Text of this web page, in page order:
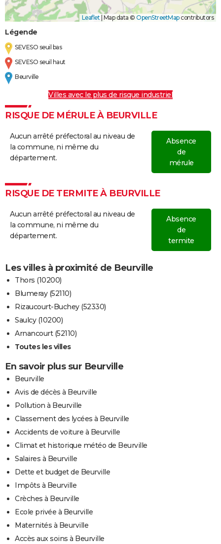
Leaflet Map data © OpenStreetMapcontributors
Légende
SEVESO seuil bas
SEVESO seuil haut
Beurville
Villes avec le plus de risque industriel
RISQUE DE MÉRULE À BEURVILLE
Aucun arrêté préfectoral au niveau de
la commune, ni même du
département.
Absence
de
mérule
RISQUE DE TERMITE À BEURVILLE
Aucun arrêté préfectoral au niveau de
la commune, ni même du
département.
Absence
de
termite
Les villes à proximité de Beurville
Thors (10200)
Blumeray (52110)
Rizaucourt-Buchey (52330)
Saulcy (10200)
Arnancourt (52110)
Toutes les villes
En savoir plus sur Beurville
Beurville
Avis de décès à Beurville
Pollution à Beurville
Classement des lycées à Beurville
Accidents de voiture à Beurville
Climat et historique météo de Beurville
Salaires à Beurville
Dette et budget de Beurville
Impôts à Beurville
Crèches à Beurville
Ecole privée à Beurville
Maternités à Beurville
Accès aux soins à Beurville